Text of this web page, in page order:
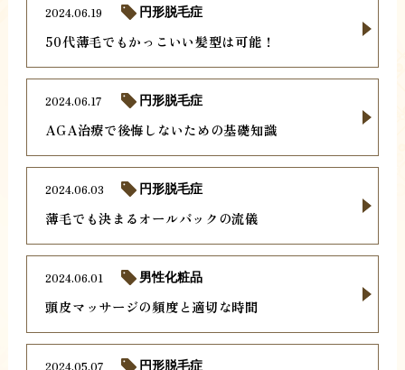
50代薄毛でもかっこいい髪型は可能！
2024.06.19 円形脱毛症
AGA治療で後悔しないための基礎知識
2024.06.17 円形脱毛症
薄毛でも決まるオールバックの流儀
2024.06.03 円形脱毛症
頭皮マッサージの頻度と適切な時間
2024.06.01 男性化粧品
2024.05.07 円形脱毛症